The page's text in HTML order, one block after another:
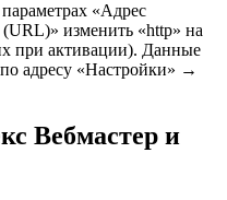
«Адрес
изменить «http» на
при активации). Данные
адресу «Настройки» →
Вебмастер и